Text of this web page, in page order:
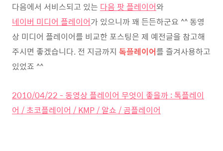
다음에서 서비스되고 있는 다음 팟 플레이어와
네이버 미디어 플레이어가 있으니까 꽤 든든하군요 ^^ 동영
상 미디어 플레이어를 비교한 포스팅은 제 예전글을 참고해
주시면 좋겠습니다. 전 지금까지 톡플레이어를 즐겨사용하고
있었죠 ^^
2010/04/22 - 동영상 플레이어 무엇이 좋을까 : 톡플레이
어 / 초코플레이어 / KMP / 알쇼 / 곰플레이어